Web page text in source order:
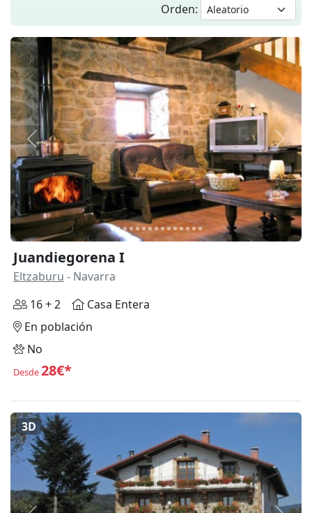
Orden:
Anterior
Juandiegorena I
Eltzaburu - Navarra
16 + 2
Casa Entera
En población
No
Desde28€*
3D